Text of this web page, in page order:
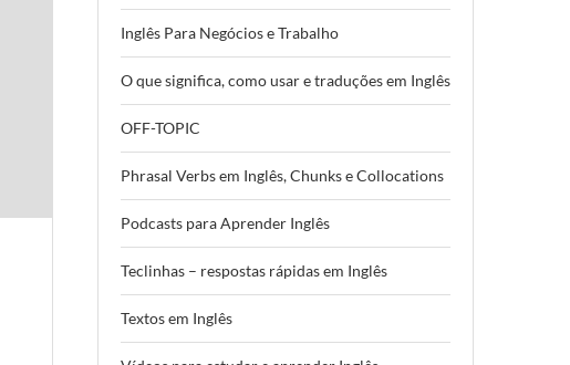
Inglês Para Negócios e Trabalho
O que significa, como usar e traduções em Inglês
OFF-TOPIC
Phrasal Verbs em Inglês, Chunks e Collocations
Podcasts para Aprender Inglês
Teclinhas – respostas rápidas em Inglês
Textos em Inglês